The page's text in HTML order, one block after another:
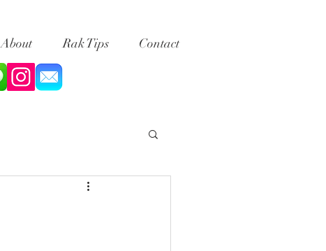
About Rak Tips Contact